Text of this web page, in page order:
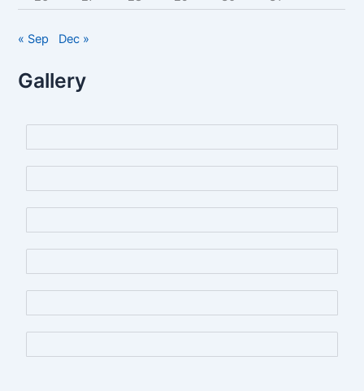
« Sep Dec »
Gallery